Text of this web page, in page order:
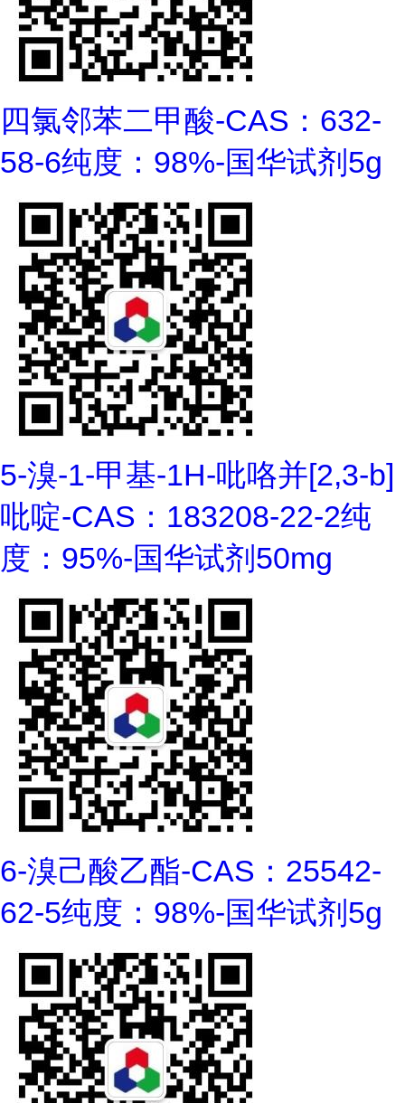
四氯邻苯二甲酸-CAS：632-
58-6纯度：98%-国华试剂5g
5-溴-1-甲基-1H-吡咯并[2,3-b]
吡啶-CAS：183208-22-2纯
度：95%-国华试剂50mg
6-溴己酸乙酯-CAS：25542-
62-5纯度：98%-国华试剂5g